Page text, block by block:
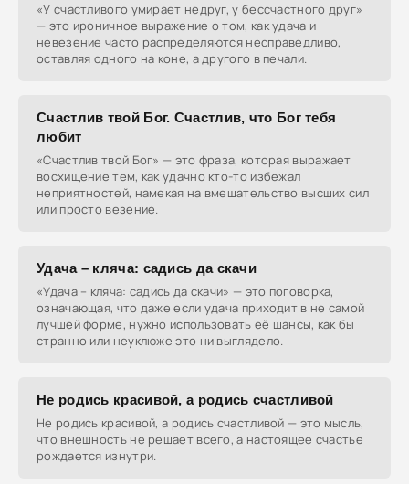
«У счастливого умирает недруг, у бессчастного друг»
— это ироничное выражение о том, как удача и
невезение часто распределяются несправедливо,
оставляя одного на коне, а другого в печали.
Счастлив твой Бог. Счастлив, что Бог тебя
любит
«Счастлив твой Бог» — это фраза, которая выражает
восхищение тем, как удачно кто-то избежал
неприятностей, намекая на вмешательство высших сил
или просто везение.
Удача – кляча: садись да скачи
«Удача – кляча: садись да скачи» — это поговорка,
означающая, что даже если удача приходит в не самой
лучшей форме, нужно использовать её шансы, как бы
странно или неуклюже это ни выглядело.
Не родись красивой, а родись счастливой
Не родись красивой, а родись счастливой — это мысль,
что внешность не решает всего, а настоящее счастье
рождается изнутри.